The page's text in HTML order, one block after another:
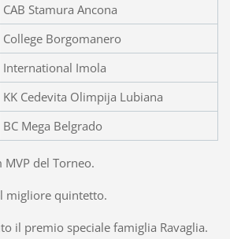
CAB Stamura Ancona
College Borgomanero
International Imola
KK Cedevita Olimpija Lubiana
BC Mega Belgrado
del Torneo.
migliore quintetto.
il premio speciale famiglia Ravaglia.